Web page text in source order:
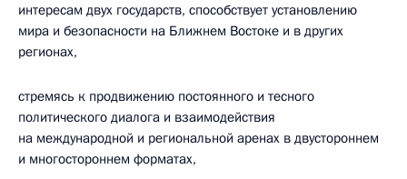
интересам двух государств, способствует установлению
мира и безопасности на Ближнем Востоке и в других
регионах,
стремясь к продвижению постоянного и тесного
политического диалога и взаимодействия
на международной и региональной аренах в двустороннем
и многостороннем форматах,